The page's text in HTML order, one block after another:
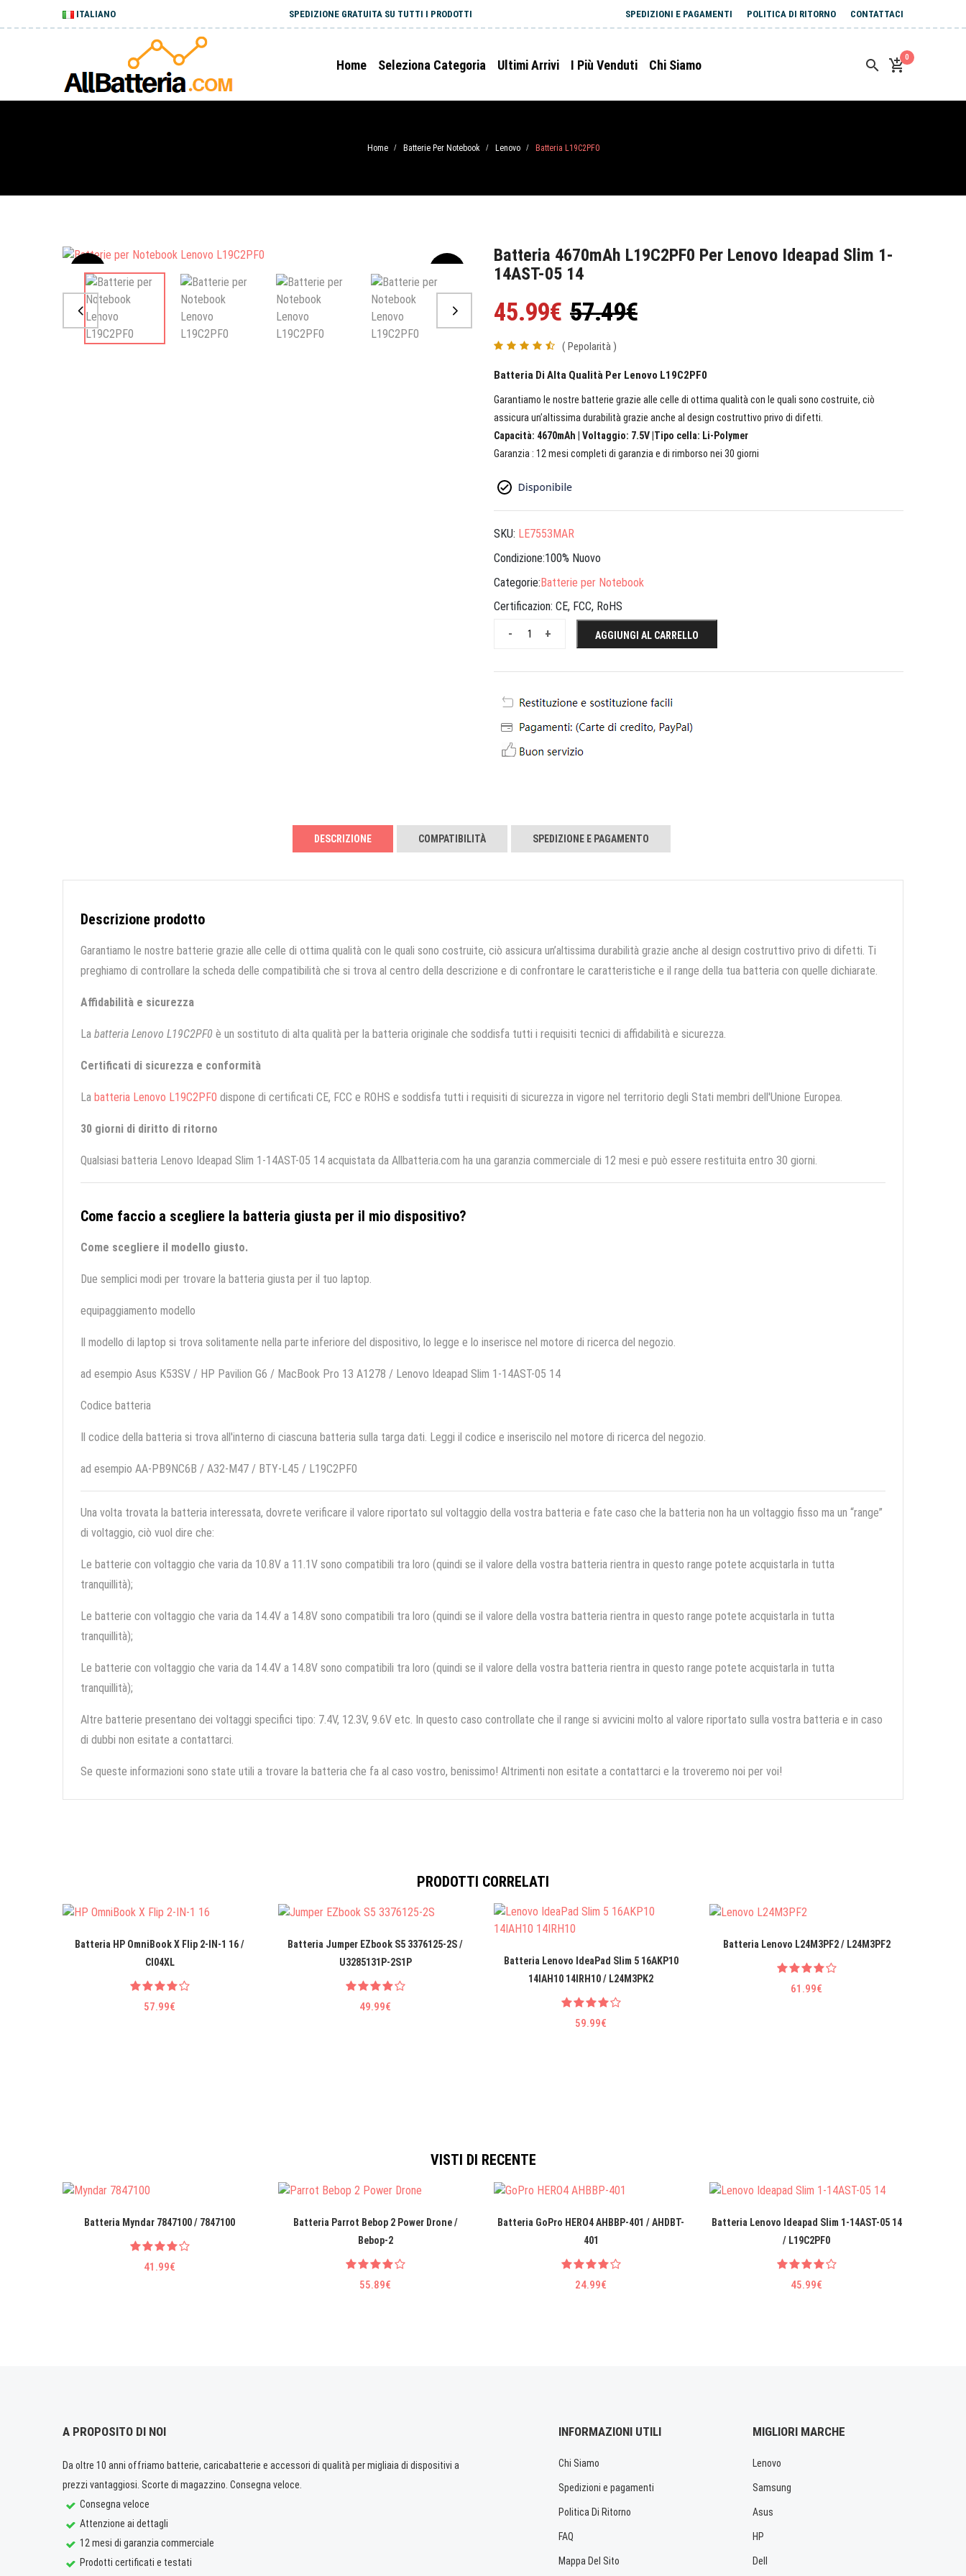
ITALIANO SPEDIZIONE GRATUITA SU TUTTI I PRODOTTI SPEDIZIONI E PAGAMENTI POLITICA DI RITORNO CONTATTACI
Home Seleziona Categoria Ultimi Arrivi I Più Venduti Chi Siamo
0
Home / Batterie Per Notebook / Lenovo / Batteria L19C2PF0
Sale
Batteria 4670mAh L19C2PF0 Per Lenovo Ideapad Slim 1-
14AST-05 14
45.99€ 57.49€
( Pepolarità )
Batteria Di Alta Qualità Per Lenovo L19C2PF0
Garantiamo le nostre batterie grazie alle celle di ottima qualità con le quali sono costruite, ciò
assicura un’altissima durabilità grazie anche al design costruttivo privo di difetti.
Capacità: 4670mAh | Voltaggio: 7.5V |Tipo cella: Li-Polymer
Garanzia : 12 mesi completi di garanzia e di rimborso nei 30 giorni
SKU: LE7553MAR
Condizione:100% Nuovo
Categorie:Batterie per Notebook
Certificazion: CE, FCC, RoHS
+
- AGGIUNGI AL CARRELLO
DESCRIZIONE COMPATIBILITÀ SPEDIZIONE E PAGAMENTO
Descrizione prodotto
Garantiamo le nostre batterie grazie alle celle di ottima qualità con le quali sono costruite, ciò assicura un’altissima durabilità grazie anche al design costruttivo privo di difetti. Ti
preghiamo di controllare la scheda delle compatibilità che si trova al centro della descrizione e di confrontare le caratteristiche e il range della tua batteria con quelle dichiarate.
Affidabilità e sicurezza
La batteria Lenovo L19C2PF0 è un sostituto di alta qualità per la batteria originale che soddisfa tutti i requisiti tecnici di affidabilità e sicurezza.
Certificati di sicurezza e conformità
La batteria Lenovo L19C2PF0 dispone di certificati CE, FCC e ROHS e soddisfa tutti i requisiti di sicurezza in vigore nel territorio degli Stati membri dell'Unione Europea.
30 giorni di diritto di ritorno
Qualsiasi batteria Lenovo Ideapad Slim 1-14AST-05 14 acquistata da Allbatteria.com ha una garanzia commerciale di 12 mesi e può essere restituita entro 30 giorni.
Come faccio a scegliere la batteria giusta per il mio dispositivo?
Come scegliere il modello giusto.
Due semplici modi per trovare la batteria giusta per il tuo laptop.
equipaggiamento modello
Il modello di laptop si trova solitamente nella parte inferiore del dispositivo, lo legge e lo inserisce nel motore di ricerca del negozio.
ad esempio Asus K53SV / HP Pavilion G6 / MacBook Pro 13 A1278 / Lenovo Ideapad Slim 1-14AST-05 14
Codice batteria
Il codice della batteria si trova all'interno di ciascuna batteria sulla targa dati. Leggi il codice e inseriscilo nel motore di ricerca del negozio.
ad esempio AA-PB9NC6B / A32-M47 / BTY-L45 / L19C2PF0
Una volta trovata la batteria interessata, dovrete verificare il valore riportato sul voltaggio della vostra batteria e fate caso che la batteria non ha un voltaggio fisso ma un “range”
di voltaggio, ciò vuol dire che:
Le batterie con voltaggio che varia da 10.8V a 11.1V sono compatibili tra loro (quindi se il valore della vostra batteria rientra in questo range potete acquistarla in tutta
tranquillità);
Le batterie con voltaggio che varia da 14.4V a 14.8V sono compatibili tra loro (quindi se il valore della vostra batteria rientra in questo range potete acquistarla in tutta
tranquillità);
Le batterie con voltaggio che varia da 14.4V a 14.8V sono compatibili tra loro (quindi se il valore della vostra batteria rientra in questo range potete acquistarla in tutta
tranquillità);
Altre batterie presentano dei voltaggi specifici tipo: 7.4V, 12.3V, 9.6V etc. In questo caso controllate che il range si avvicini molto al valore riportato sulla vostra batteria e in caso
di dubbi non esitate a contattarci.
Se queste informazioni sono state utili a trovare la batteria che fa al caso vostro, benissimo! Altrimenti non esitate a contattarci e la troveremo noi per voi!
PRODOTTI CORRELATI
Batteria HP OmniBook X Flip 2-IN-1 16 /
CI04XL
57.99€
Batteria Jumper EZbook S5 3376125-2S /
U3285131P-2S1P
49.99€
Batteria Lenovo IdeaPad Slim 5 16AKP10
14IAH10 14IRH10 / L24M3PK2
59.99€
Batteria Lenovo L24M3PF2 / L24M3PF2
61.99€
VISTI DI RECENTE
Batteria Myndar 7847100 / 7847100
41.99€
Batteria Parrot Bebop 2 Power Drone /
Bebop-2
55.89€
Batteria GoPro HERO4 AHBBP-401 / AHDBT-
401
24.99€
Batteria Lenovo Ideapad Slim 1-14AST-05 14
/ L19C2PF0
45.99€
A PROPOSITO DI NOI
Da oltre 10 anni offriamo batterie, caricabatterie e accessori di qualità per migliaia di dispositivi a
prezzi vantaggiosi. Scorte di magazzino. Consegna veloce.
Consegna veloce
Attenzione ai dettagli
12 mesi di garanzia commerciale
Prodotti certificati e testati
INFORMAZIONI UTILI
Chi Siamo
Spedizioni e pagamenti
Politica Di Ritorno
FAQ
Mappa Del Sito
MIGLIORI MARCHE
Lenovo
Samsung
Asus
HP
Dell